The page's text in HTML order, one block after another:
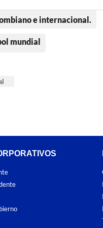
e internacional.
mundial